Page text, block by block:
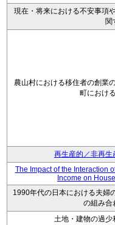
現在・将来における不安事項
関
農山村における移住者の創業
町におけ
再生産的／非再生
The Impact of the Interaction
Income on
1990年代の日本における夫
の組み合
土地・建物の過